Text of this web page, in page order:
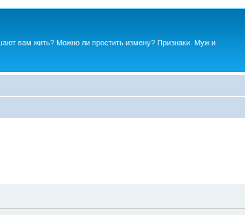
вам жить? Можно ли простить измену? Признаки. Муж и